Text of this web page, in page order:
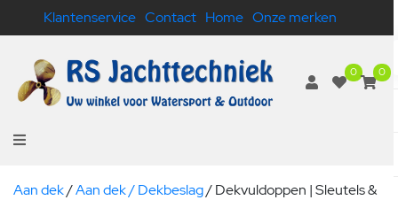
Klantenservice Contact Home Onze merken
0 0
Aan dek/Aan dek / Dekbeslag/Dekvuldoppen | Sleutels &